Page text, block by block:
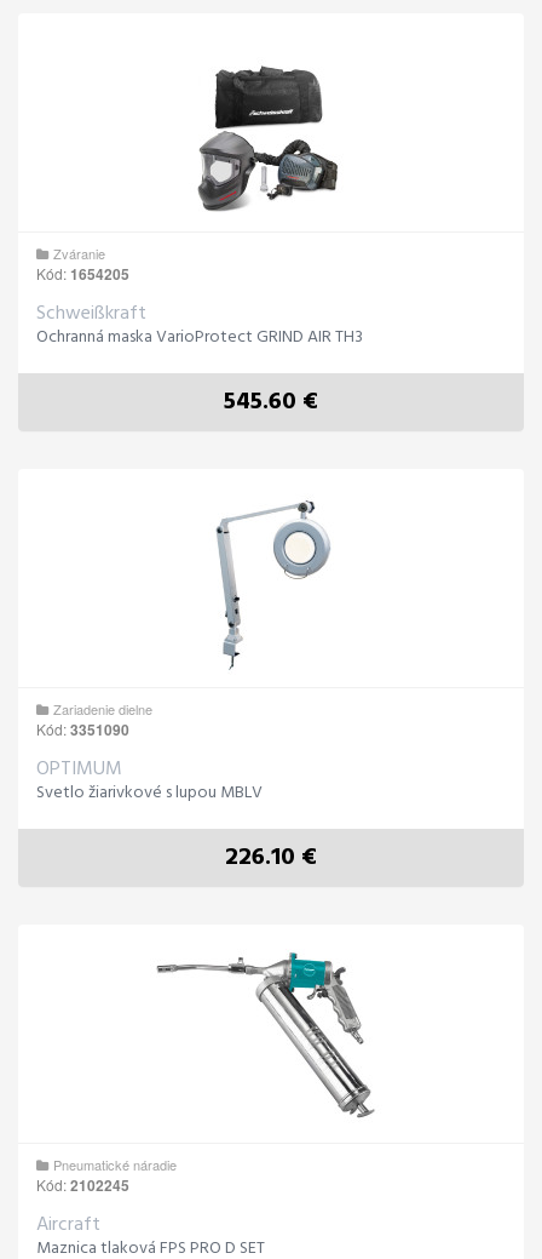
Zváranie
Kód: 1654205
Schweißkraft
Ochranná maska VarioProtect GRIND AIR TH3
545.60 €
Zariadenie dielne
Kód:3351090
OPTIMUM
Svetlo žiarivkové s lupou MBLV
226.10 €
Pneumatické náradie
Kód:2102245
Aircraft
Maznica tlaková FPS PRO D SET